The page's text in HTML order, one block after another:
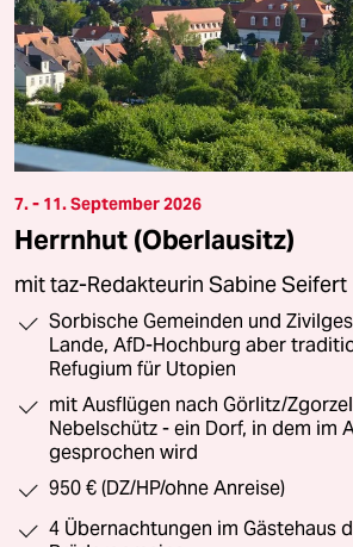
7. - 11. September 2026
Herrnhut (Oberlausitz)
mit taz-Redakteurin Sabine Seifert
Sorbische Gemeinden und
Lande, AfD-Hochburg aber
Refugium für Utopien
mit Ausflügen nach Görlitz/
Nebelschütz - ein Dorf, in dem im
gesprochen wird
950 € (DZ/HP/ohne Anreise)
4 Übernachtungen im Gästehaus